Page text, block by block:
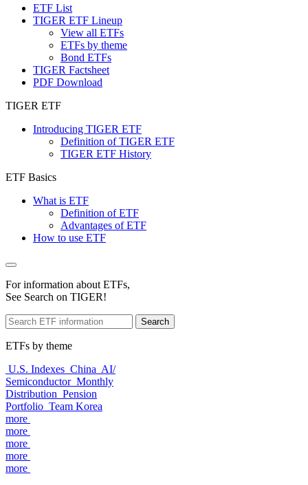
ETF List
TIGER ETF Lineup
View all ETFs
ETFs by theme
Bond ETFs
TIGER Factsheet
PDF Download
TIGER ETF
Introducing TIGER ETF
Definition of TIGER ETF
TIGER ETF History
ETF Basics
What is ETF
Definition of ETF
Advantages of ETF
How to use ETF
For information about ETFs,
See Search on TIGER!
Search
ETFs by theme
U.S. Indexes China AI/
Semiconductor Monthly
Distribution Pension
Portfolio Team Korea
more
more
more
more
more